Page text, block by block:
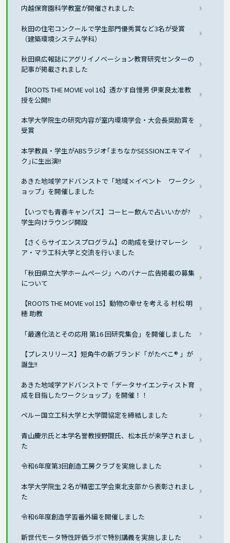
内越保育園科学教室が開催されました
秋田の住宅コンクールで学生部門優秀賞など3名が受賞
（建築環境システム学科）
秋田県広報誌にアグリイノベーション教育研究センターの
記事が掲載されました
【ROOTS THE MOVIE vol 16】透かす自慢男 伊東良太准教
授を公開!!
本学大学院生の研究内容が室内環境学会・大会長奨励賞を
受賞
本学教員・学生がABSラジオ｢まちなかSESSIONエキマイ
ク｣に生出演!!
あきた地域学アドバンストで「地域×イベント ワークシ
ョップ」を開催しました
【いつでも青春キャンパス】コーヒー飲んで占いいかが?
学生向けラウンジ開設
【さくらサイエンスプログラム】の助成を受けマレーシ
ア・マラ工科大学と交流を行いました
「秋田県立大学ホームページ」へのバナー広告掲載の募集
について
【ROOTS THE MOVIE vol 15】動物の幸せを考える 村松 明
穂 助教
「最適化法とその応用 第16 回研究集会」を開催しました
【プレスリリース】短角牛の新ブランド「がたべこ® 」が
誕生!!
あきた地域学アドバンストで「データサイエンティスト育
成を目指したワークショップ」を開催！！
ペルー国立工科大学と大学間協定を締結しました
青山慶示氏と本学名誉教授野間氏、松本氏が来学されまし
た
令和6年度第3回創造工房クラブを実施しました
本学大学院生２名が精密工学会東北支部から表彰されまし
た
令和6年度創造学習番外編を開催しました
新世代モータ特性評価ラボで特別講義を実施しました